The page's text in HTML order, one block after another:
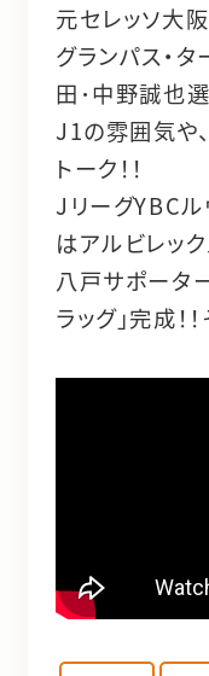
元セレッソ大
グランパス・
田･中野誠也
J1の雰囲気や
トーク！！
JリーグYBC
はアルビレック
八戸サポータ
ラッグ」完成！